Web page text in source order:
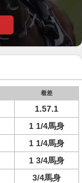
着差
1.57.1
1 1/4馬身
1 1/4馬身
1 3/4馬身
3/4馬身